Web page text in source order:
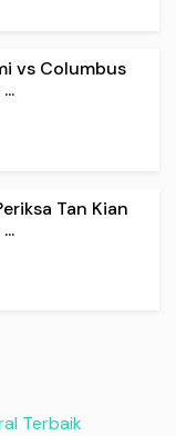
vs Columbus
Tan Kian
Terbaik